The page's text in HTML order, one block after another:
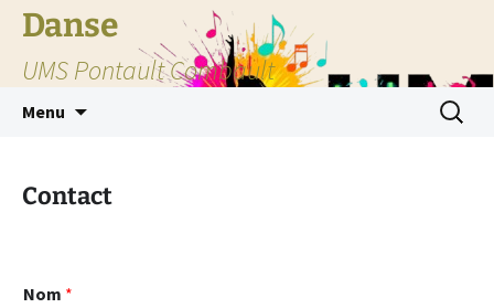
Danse
UMS Pontault Combault
Menu
Contact
Nom *